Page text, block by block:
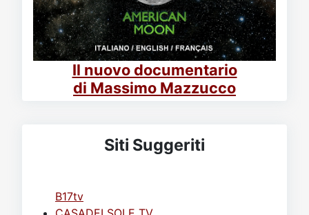
Il nuovo documentario
di Massimo Mazzucco
Siti Suggeriti
B17tv